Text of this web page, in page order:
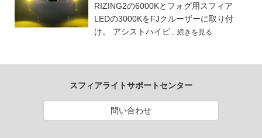
RIZING2の6000Kとフォグ用スフィア
LEDの3000KをFJクルーザーに取り付
け。 アシストハイビ.. 続きを見る
スフィアライトサポートセンター
問い合わせ